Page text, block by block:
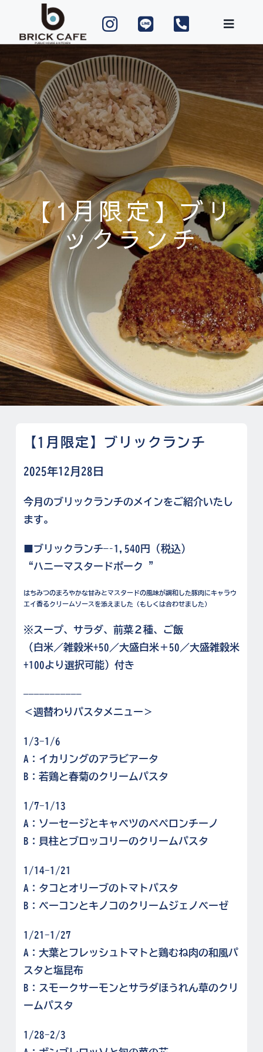
content
【1月限定】ブリ
ックランチ
【1月限定】ブリックランチ
2025年12月28日
今月のブリックランチのメインをご紹介いたし
ます。
■ブリックランチ—–1,540円 (税込)
“ハニーマスタードポーク ”
はちみつのまろやかな甘みとマスタードの風味が調和した豚肉にキャラウ
エイ香るクリームソースを添えました（もしくは合わせました）
※スープ、サラダ、前菜２種、ご飯
（白米／雑穀米+50／大盛白米＋50／大盛雑穀米
+100より選択可能）付き
———————————
＜週替わりパスタメニュー＞
1/3-1/6
A：イカリングのアラビアータ
B：若鶏と春菊のクリームパスタ
1/7-1/13
A：ソーセージとキャベツのペペロンチーノ
B：貝柱とブロッコリーのクリームパスタ
1/14-1/21
A：タコとオリーブのトマトパスタ
B：ベーコンとキノコのクリームジェノベーゼ
1/21-1/27
A：大葉とフレッシュトマトと鶏むね肉の和風パ
スタと塩昆布
B：スモークサーモンとサラダほうれん草のクリ
ームパスタ
1/28-2/3